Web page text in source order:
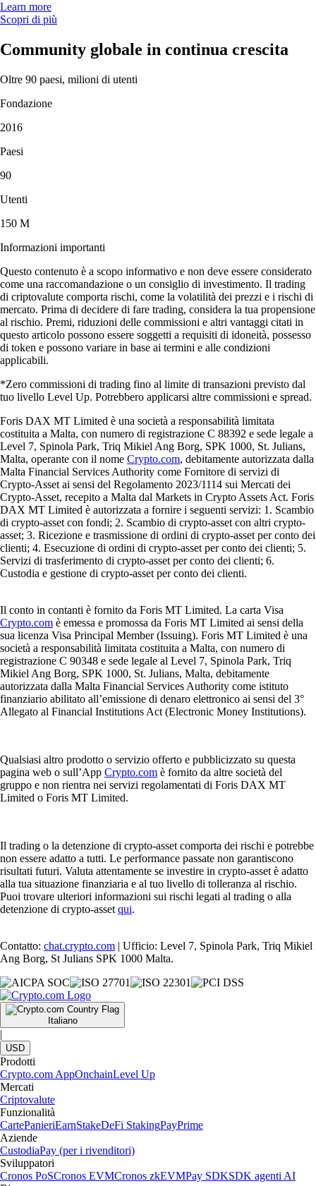
Learn more
Scopri di più
Community globale in continua crescita
Oltre 90 paesi, milioni di utenti
Fondazione
2016
Paesi
90
Utenti
150 M
Informazioni importanti
Questo contenuto è a scopo informativo e non deve essere considerato
come una raccomandazione o un consiglio di investimento. Il trading
di criptovalute comporta rischi, come la volatilità dei prezzi e i rischi di
mercato. Prima di decidere di fare trading, considera la tua propensione
al rischio. Premi, riduzioni delle commissioni e altri vantaggi citati in
questo articolo possono essere soggetti a requisiti di idoneità, possesso
di token e possono variare in base ai termini e alle condizioni
applicabili.
*Zero commissioni di trading fino al limite di transazioni previsto dal
tuo livello Level Up. Potrebbero applicarsi altre commissioni e spread.
Foris DAX MT Limited è una società a responsabilità limitata
costituita a Malta, con numero di registrazione C 88392 e sede legale a
Level 7, Spinola Park, Triq Mikiel Ang Borg, SPK 1000, St. Julians,
Malta, operante con il nome Crypto.com, debitamente autorizzata dalla
Malta Financial Services Authority come Fornitore di servizi di
Crypto-Asset ai sensi del Regolamento 2023/1114 sui Mercati dei
Crypto-Asset, recepito a Malta dal Markets in Crypto Assets Act. Foris
DAX MT Limited è autorizzata a fornire i seguenti servizi: 1. Scambio
di crypto-asset con fondi; 2. Scambio di crypto-asset con altri crypto-
asset; 3. Ricezione e trasmissione di ordini di crypto-asset per conto dei
clienti; 4. Esecuzione di ordini di crypto-asset per conto dei clienti; 5.
Servizi di trasferimento di crypto-asset per conto dei clienti; 6.
Custodia e gestione di crypto-asset per conto dei clienti.
Il conto in contanti è fornito da Foris MT Limited. La carta Visa
Crypto.com è emessa e promossa da Foris MT Limited ai sensi della
sua licenza Visa Principal Member (Issuing). Foris MT Limited è una
società a responsabilità limitata costituita a Malta, con numero di
registrazione C 90348 e sede legale al Level 7, Spinola Park, Triq
Mikiel Ang Borg, SPK 1000, St. Julians, Malta, debitamente
autorizzata dalla Malta Financial Services Authority come istituto
finanziario abilitato all’emissione di denaro elettronico ai sensi del 3°
Allegato al Financial Institutions Act (Electronic Money Institutions).
Qualsiasi altro prodotto o servizio offerto e pubblicizzato su questa
pagina web o sull’App Crypto.com è fornito da altre società del
gruppo e non rientra nei servizi regolamentati di Foris DAX MT
Limited o Foris MT Limited.
Il trading o la detenzione di crypto-asset comporta dei rischi e potrebbe
non essere adatto a tutti. Le performance passate non garantiscono
risultati futuri. Valuta attentamente se investire in crypto-asset è adatto
alla tua situazione finanziaria e al tuo livello di tolleranza al rischio.
Puoi trovare ulteriori informazioni sui rischi legati al trading o alla
detenzione di crypto-asset qui.
Contatto: chat.crypto.com | Ufficio: Level 7, Spinola Park, Triq Mikiel
Ang Borg, St Julians SPK 1000 Malta.
Italiano
|
USD
Prodotti
Crypto.com AppOnchainLevel Up
Mercati
Criptovalute
Funzionalità
CartePanieriEarnStakeDeFi StakingPayPrime
Aziende
CustodiaPay (per i rivenditori)
Sviluppatori
Cronos PoSCronos EVMCronos zkEVMPay SDKSDK agenti AI